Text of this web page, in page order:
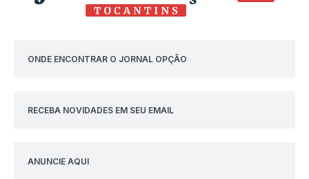
ONDE ENCONTRAR O JORNAL OPÇÃO
RECEBA NOVIDADES EM SEU EMAIL
ANUNCIE AQUI